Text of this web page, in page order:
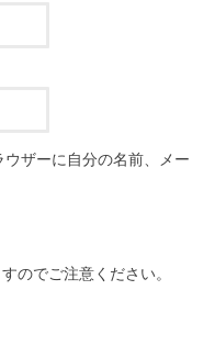
ザーに自分の名前、メー
のでご注意ください。